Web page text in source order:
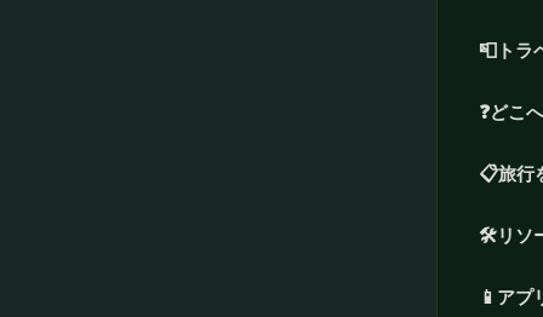
📮 トラ
❓どこ
📋旅行
🛠リソ
📱 アプ